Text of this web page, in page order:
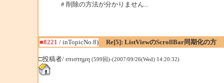
# 削除の方法が分かりません...
■8221 / inTopicNo.8)
Re[5]: ListViewのScrollBar同期化の方
□投稿者/ επιστημη (599回)-(2007/09/26(Wed) 14:20:32)